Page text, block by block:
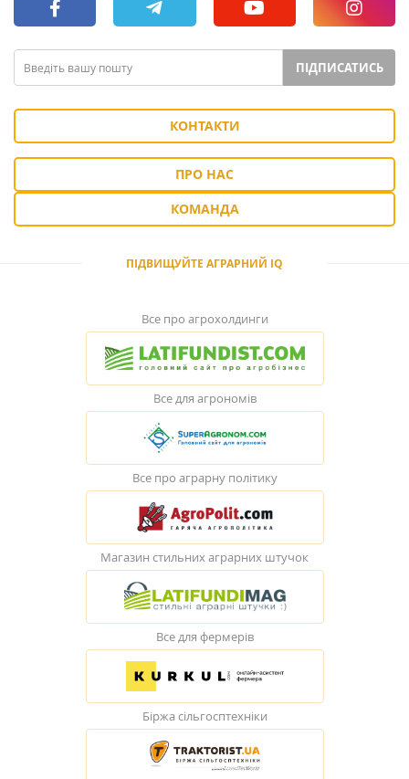
ПІДПИСАТИСЬ
КОНТАКТИ
ПРО НАС
КОМАНДА
ПІДВИЩУЙТЕ АГРАРНИЙ IQ
Все про агрохолдинги
Все для агрономів
Все про аграрну політику
Магазин стильних аграрних штучок
Все для фермерів
Біржа сільгосптехніки